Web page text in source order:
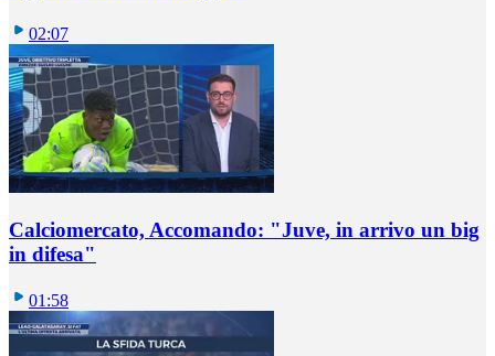
02:07
Calciomercato, Accomando: "Juve, in arrivo un big
in difesa"
01:58